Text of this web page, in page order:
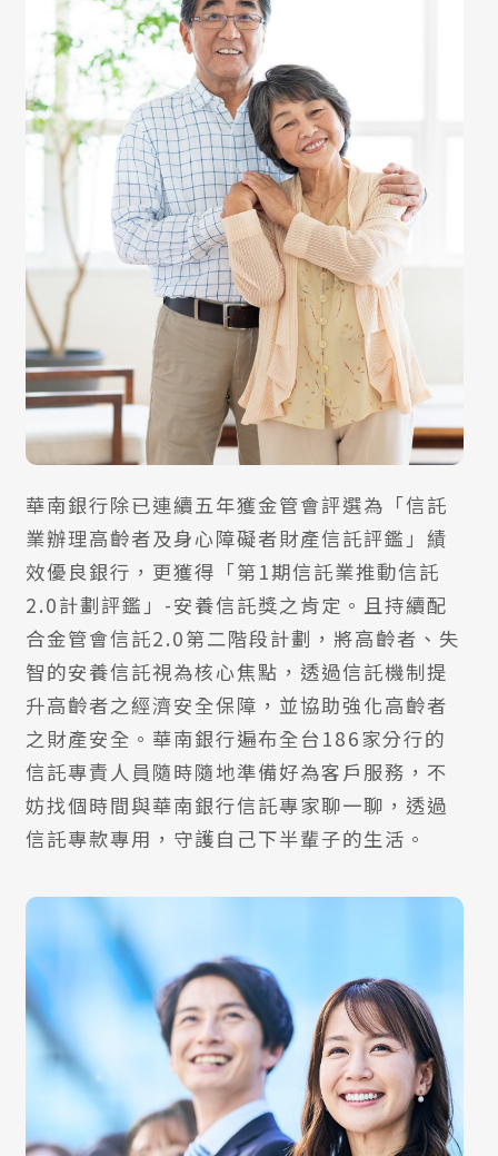
華南銀行除已連續五年獲金管會評選為「信託
業辦理高齡者及身心障礙者財產信託評鑑」績
效優良銀行，更獲得「第1期信託業推動信託
2.0計劃評鑑」-安養信託獎之肯定。且持續配
合金管會信託2.0第二階段計劃，將高齡者、失
智的安養信託視為核心焦點，透過信託機制提
升高齡者之經濟安全保障，並協助強化高齡者
之財產安全。華南銀行遍布全台186家分行的
信託專責人員隨時隨地準備好為客戶服務，不
妨找個時間與華南銀行信託專家聊一聊，透過
信託專款專用，守護自己下半輩子的生活。